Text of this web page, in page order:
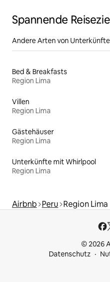
Spannende
Andere Arten von
Bed & Breakfasts
Region Lima
Villen
Region Lima
Gästehäuser
Region Lima
Unterkünfte mit Whirlpool
Region Lima
Airbnb Peru Region Lima
© 2026
Datenschutz